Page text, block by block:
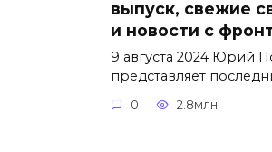
выпуск, свежие
и новости с
9 августа 2024 Юрий
представляет
0 2.8млн.